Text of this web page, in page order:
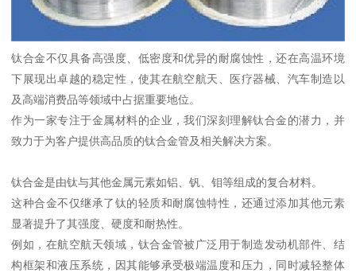
钛合金不仅具备高强度、低密度和优异的耐腐蚀性，还在高温环境
下展现出卓越的稳定性，使其在航空航天、医疗器械、汽车制造以
及高端消费品等领域中占据重要地位。
作为一家专注于金属材料的企业，我们深刻理解钛合金的潜力，并
致力于为客户提供高品质的钛合金管及相关解决方案。
钛合金是由钛与其他金属元素如铝、钒、钼等组成的复合材料。
这种合金不仅继承了钛的轻质和耐腐蚀特性，还通过添加其他元素
显著提升了其强度、硬度和耐热性。
例如，在航空航天领域，钛合金管被广泛用于制造发动机部件、结
构框架和液压系统，因其能够承受极端温度和压力，同时减轻整体